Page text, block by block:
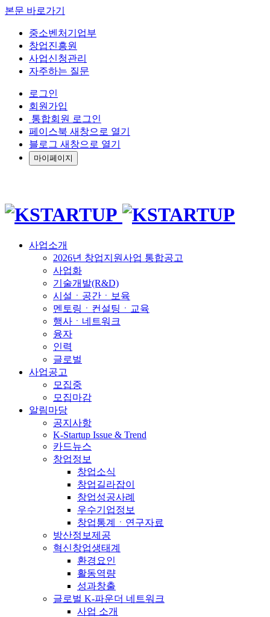
본문 바로가기
중소벤처기업부
창업진흥원
사업신청관리
자주하는 질문
로그인
회원가입
통합회원 로그인
페이스북 새창으로 열기
블로그 새창으로 열기
마이페이지
사업소개
2026년 창업지원사업 통합공고
사업화
기술개발(R&D)
시설ㆍ공간ㆍ보육
멘토링ㆍ컨설팅ㆍ교육
행사ㆍ네트워크
융자
인력
글로벌
사업공고
모집중
모집마감
알림마당
공지사항
K-Startup Issue & Trend
카드뉴스
창업정보
창업소식
창업길라잡이
창업성공사례
우수기업정보
창업통계ㆍ연구자료
방산정보제공
혁신창업생태계
환경요인
활동역량
성과창출
글로벌 K-파운더 네트워크
사업 소개